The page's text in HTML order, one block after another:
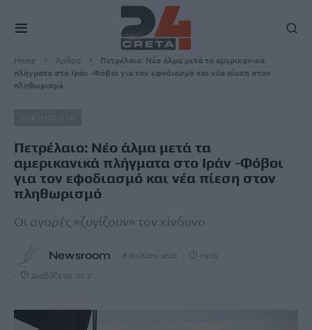
Home Άρθρα
Πετρέλαιο: Νέο άλμα μετά τα αμερικανικά
πλήγματα στο Ιράν -Φόβοι για τον εφοδιασμό και νέα πίεση στον
πληθωρισμό
Πετρέλαιο: Νέο άλμα μετά τα
αμερικανικά πλήγματα στο Ιράν -Φόβοι
για τον εφοδιασμό και νέα πίεση στον
πληθωρισμό
Οι αγορές «ζυγίζουν» τον κίνδυνο
Newsroom 8 Ιουλίου, 2026 09:12
Διαβάζεται σε 2'